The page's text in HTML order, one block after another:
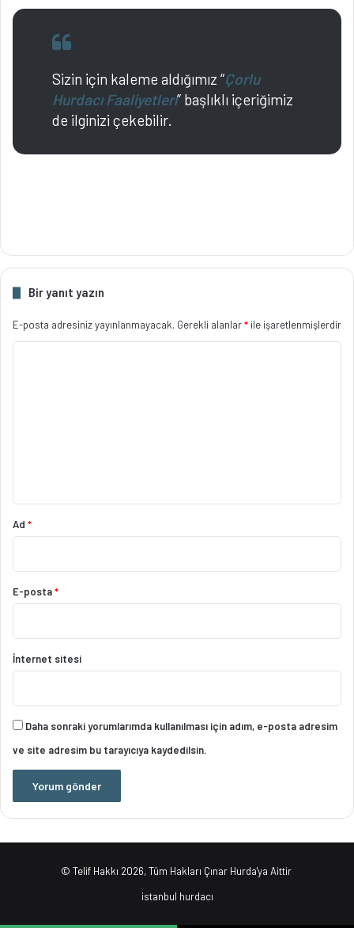
Sizin için kaleme aldığımız “Çorlu
Hurdacı Faaliyetleri” başlıklı içeriğimiz
de ilginizi çekebilir.
Bir yanıt yazın
E-posta adresiniz yayınlanmayacak. Gerekli alanlar* ile işaretlenmişlerdir
Ad *
E-posta*
İnternet sitesi
Daha sonraki yorumlarımda kullanılması için adım, e-posta adresim
ve site adresim bu tarayıcıya kaydedilsin.
© Telif Hakkı 2026, Tüm Hakları Çınar Hurda'ya Aittir
istanbul hurdacı